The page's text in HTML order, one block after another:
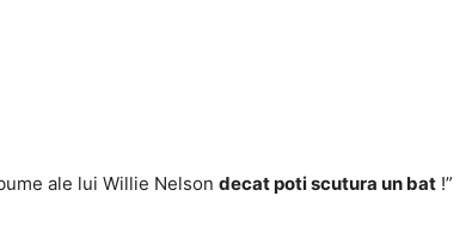
ale lui Willie Nelson decat poti scutura un bat !”